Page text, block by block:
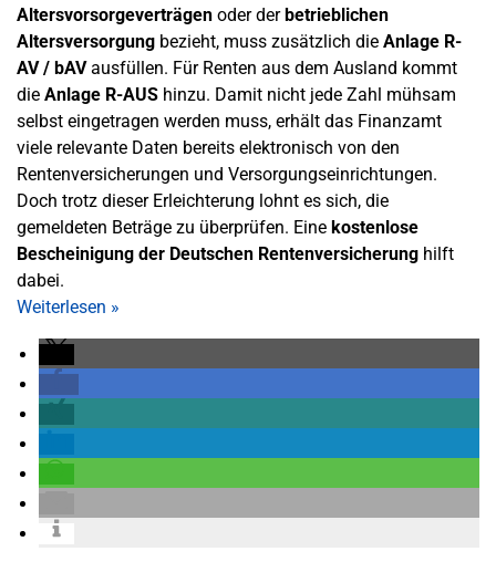
Altersvorsorgeverträgen oder derbetrieblichen
Altersversorgung bezieht, muss zusätzlich die Anlage R-
AV / bAVausfüllen. Für Renten aus dem Ausland kommt
die Anlage R-AUS hinzu. Damit nicht jede Zahl mühsam
selbst eingetragen werden muss, erhält das Finanzamt
viele relevante Daten bereits elektronisch von den
Rentenversicherungen und Versorgungseinrichtungen.
Doch trotz dieser Erleichterung lohnt es sich, die
gemeldeten Beträge zu überprüfen. Eine kostenlose
Bescheinigung der Deutschen Rentenversicherung hilft
dabei.
Weiterlesen »